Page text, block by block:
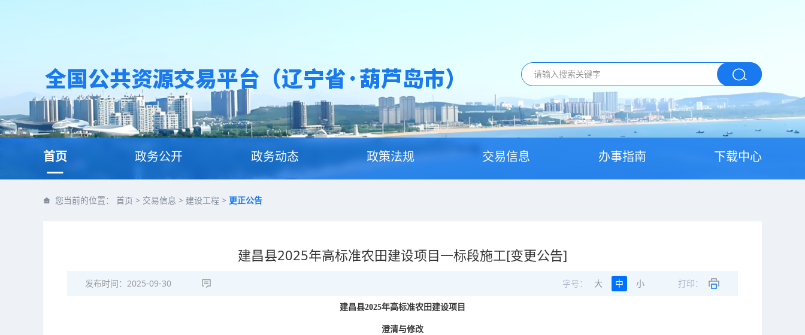
首页 政务公开 政务动态 政策法规 交易信息 办事指南 下载中心
您当前的位置： 首页 > 交易信息 > 建设工程 > 更正公告
建昌县2025年高标准农田建设项目一标段施工[变更公告]
发布时间： 2025-09-30 字号： 大 中 小 打印：
建昌县2025年高标准农田建设项目
澄清与修改